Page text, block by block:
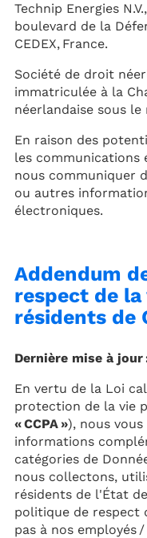
Technip Energies
boulevard de la
CEDEX, France.
Société de droit
immatriculée à la
néerlandaise sous le
En raison des
les communications
nous communiquer
ou autres
électroniques.
Addendum
respect de
résidents de
Dernière mise à jour
En vertu de la Loi
protection de la vie
« CCPA »), nous
informations
catégories de
nous collectons,
résidents de l'État
politique de respect
pas à nos employés